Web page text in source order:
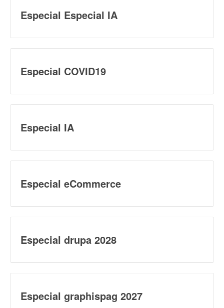
Especial Especial IA
Especial COVID19
Especial IA
Especial eCommerce
Especial drupa 2028
Especial graphispag 2027